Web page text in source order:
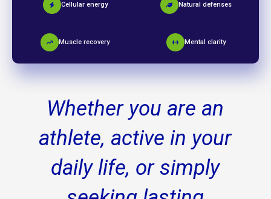
Cellular energy Natural defenses
Muscle recovery Mental clarity
Whether you are an
athlete, active in your
daily life, or simply